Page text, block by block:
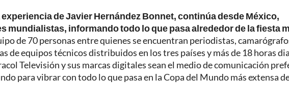
de Javier Hernández Bonnet, continúa desde México,
mundialistas, informando todo lo que pasa alrededor de la fiesta
de 70 personas entre quienes se encuentran periodistas,
de equipos técnicos distribuidos en los tres países y más de 18 horas
Televisión y sus marcas digitales sean el medio de comunicación
para vibrar con todo lo que pasa en la Copa del Mundo más extensa